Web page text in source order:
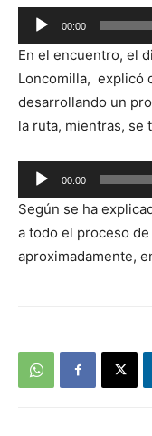
Reproductor
de
audio
00:00
En el encuentro, el
Loncomilla, explicó
desarrollando un
la ruta, mientras, se
Reproductor
de
audio
00:00
Según se ha
a todo el proceso
aproximadamente,